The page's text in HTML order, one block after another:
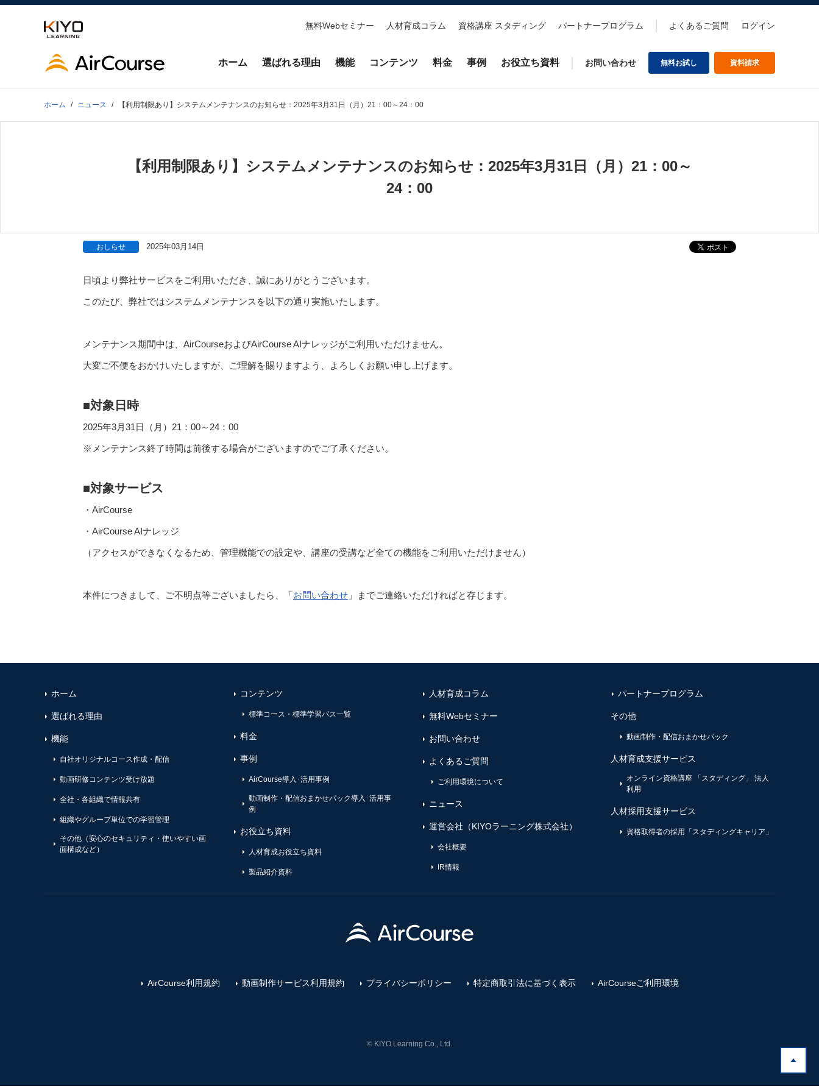
無料Webセミナー 人材育成コラム 資格講座 スタディング パートナープログラム よくあるご質問 ログイン
ホーム 選ばれる理由 機能 コンテンツ 料金 事例 お役立ち資料 お問い合わせ 無料お試し 資料請求
ホーム ニュース 【利用制限あり】システムメンテナンスのお知らせ：2025年3月31日（月）21：00～24：00
【利用制限あり】システムメンテナンスのお知らせ：2025年3月31日（月）21：00～
24：00
おしらせ 2025年03月14日
日頃より弊社サービスをご利用いただき、誠にありがとうございます。
このたび、弊社ではシステムメンテナンスを以下の通り実施いたします。
メンテナンス期間中は、AirCourseおよびAirCourse AIナレッジがご利用いただけません。
大変ご不便をおかけいたしますが、ご理解を賜りますよう、よろしくお願い申し上げます。
■対象日時
2025年3月31日（月）21：00～24：00
※メンテナンス終了時間は前後する場合がございますのでご了承ください。
■対象サービス
・AirCourse
・AirCourse AIナレッジ
（アクセスができなくなるため、管理機能での設定や、講座の受講など全ての機能をご利用いただけません）
本件につきまして、ご不明点等ございましたら、「お問い合わせ 」 までご連絡いただければと存じます。
ホーム
選ばれる理由
機能
自社オリジナルコース作成・配信
動画研修コンテンツ受け放題
全社・各組織で情報共有
組織やグループ単位での学習管理
その他（安心のセキュリティ・使いやすい画
面構成など）
コンテンツ
標準コース・標準学習パス一覧
料金
事例
AirCourse導入･活用事例
動画制作・配信おまかせパック導入･活用事
例
お役立ち資料
人材育成お役立ち資料
製品紹介資料
人材育成コラム
無料Webセミナー
お問い合わせ
よくあるご質問
ご利用環境について
ニュース
運営会社（KIYOラーニング株式会社）
会社概要
IR情報
パートナープログラム
その他
動画制作・配信おまかせパック
人材育成支援サービス
オンライン資格講座 「スタディング」 法人
利用
人材採用支援サービス
資格取得者の採用「スタディングキャリア」
AirCourse利用規約 動画制作サービス利用規約 プライバシーポリシー 特定商取引法に基づく表示 AirCourseご利用環境
© KIYO Learning Co., Ltd.